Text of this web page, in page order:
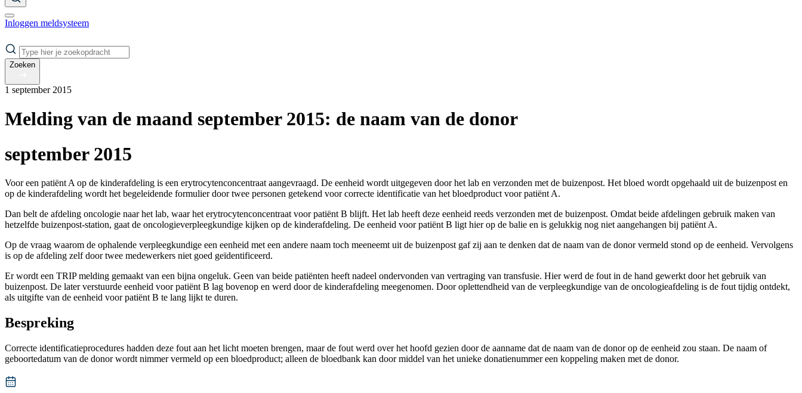
Inloggen meldsysteem
Zoeken
1 september 2015
Melding van de maand september 2015: de naam van de donor
september 2015
Voor een patiënt A op de kinderafdeling is een erytrocytenconcentraat aangevraagd. De eenheid wordt uitgegeven door het lab en verzonden met de buizenpost. Het bloed wordt opgehaald uit de buizenpost en
op de kinderafdeling wordt het begeleidende formulier door twee personen getekend voor correcte identificatie van het bloedproduct voor patiënt A.
Dan belt de afdeling oncologie naar het lab, waar het erytrocytenconcentraat voor patiënt B blijft. Het lab heeft deze eenheid reeds verzonden met de buizenpost. Omdat beide afdelingen gebruik maken van
hetzelfde buizenpost-station, gaat de oncologieverpleegkundige kijken op de kinderafdeling. De eenheid voor patiënt B ligt hier op de balie en is gelukkig nog niet aangehangen bij patiënt A.
Op de vraag waarom de ophalende verpleegkundige een eenheid met een andere naam toch meeneemt uit de buizenpost gaf zij aan te denken dat de naam van de donor vermeld stond op de eenheid. Vervolgens
is op de afdeling zelf door twee medewerkers niet goed geïdentificeerd.
Er wordt een TRIP melding gemaakt van een bijna ongeluk. Geen van beide patiënten heeft nadeel ondervonden van vertraging van transfusie. Hier werd de fout in de hand gewerkt door het gebruik van
buizenpost. De later verstuurde eenheid voor patiënt B lag bovenop en werd door de kinderafdeling meegenomen. Door oplettendheid van de verpleegkundige van de oncologieafdeling is de fout tijdig ontdekt,
als uitgifte van de eenheid voor patiënt B te lang lijkt te duren.
Bespreking
Correcte identificatieprocedures hadden deze fout aan het licht moeten brengen, maar de fout werd over het hoofd gezien door de aanname dat de naam van de donor op de eenheid zou staan. De naam of
geboortedatum van de donor wordt nimmer vermeld op een bloedproduct; alleen de bloedbank kan door middel van het unieke donatienummer een koppeling maken met de donor.